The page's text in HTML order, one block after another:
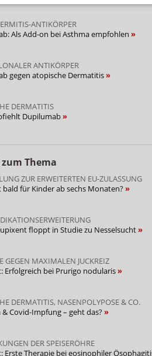
ANTIKÖRPER
Als Add-on bei Asthma empfohlen
ANTIKÖRPER
gegen atopische Dermatitis
DERMATITIS
Dupilumab
Thema
ZUR ERWEITERTEN EU-ZULASSUNG
bald für Kinder ab sechs Monaten?
floppt in Studie zu Nesselsucht
GEGEN MAXIMALEN JUCKREIZ
Erfolgreich bei Prurigo nodularis
DERMATITIS, NASENPOLYPOSE & CO.
& Covid-Impfung – geht das?
DER SPEISERÖHRE
Erste Therapie bei eosinophiler